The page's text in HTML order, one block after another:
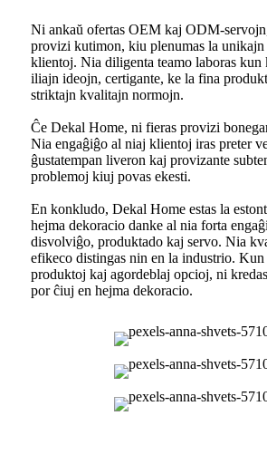
Ni ankaŭ ofertas OEM kaj ODM-
provizi kutimon, kiu plenumas la unikajn
klientoj. Nia diligenta teamo laboras
iliajn ideojn, certigante, ke la fina
striktajn kvalitajn normojn.
Ĉe Dekal Home, ni fieras provizi
Nia engaĝiĝo al niaj klientoj iras preter
ĝustatempan liveron kaj provizante
problemoj kiuj povas ekesti.
En konkludo, Dekal Home estas la
hejma dekoracio danke al nia forta
disvolviĝo, produktado kaj servo. Nia
efikeco distingas nin en la industrio. Kun
produktoj kaj agordeblaj opcioj, ni
por ĉiuj en hejma dekoracio.